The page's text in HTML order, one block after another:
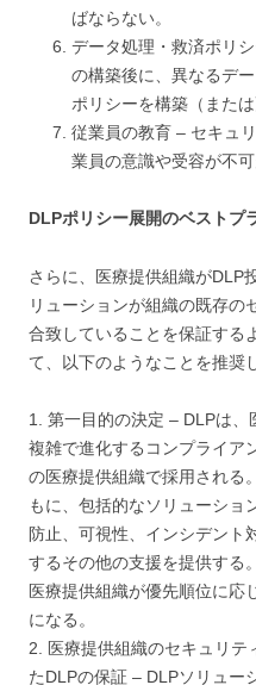
ばならない。
データ処理・救済ポリ
の構築後に、異なるデ
ポリシーを構築（または
従業員の教育 – セキュ
業員の意識や受容が不可
DLPポリシー展開のベストプ
さらに、医療提供組織がDLP
リューションが組織の既存の
合致していることを保証する
て、以下のようなことを推奨
1. 第一目的の決定 – DLPは、
複雑で進化するコンプライア
の医療提供組織で採用される
もに、包括的なソリューショ
防止、可視性、インシデント
するその他の支援を提供する
医療提供組織が優先順位に応
になる。
2. 医療提供組織のセキュリ
たDLPの保証 – DLPソリュー